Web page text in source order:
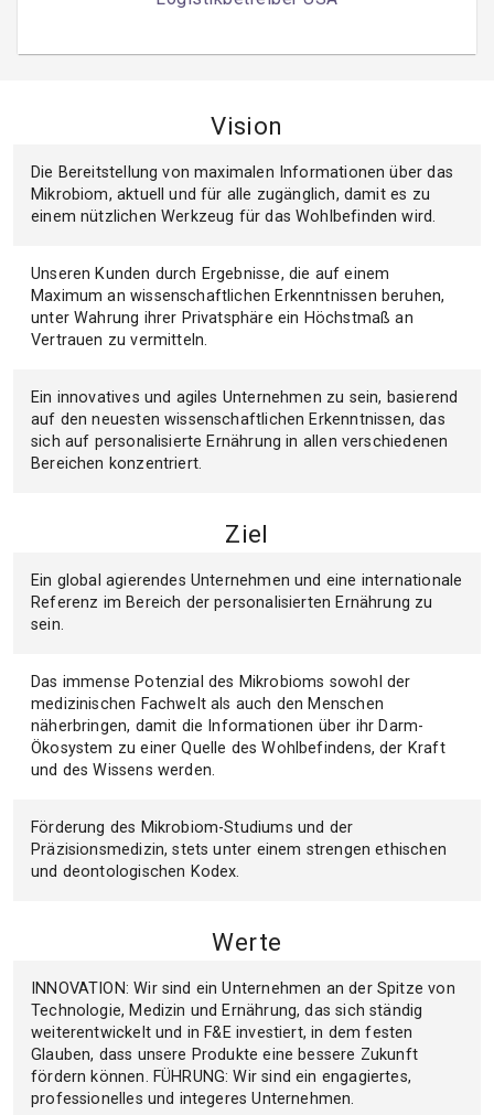
Vision
Die Bereitstellung von maximalen Informationen über das
Mikrobiom, aktuell und für alle zugänglich, damit es zu
einem nützlichen Werkzeug für das Wohlbefinden wird.
Unseren Kunden durch Ergebnisse, die auf einem
Maximum an wissenschaftlichen Erkenntnissen beruhen,
unter Wahrung ihrer Privatsphäre ein Höchstmaß an
Vertrauen zu vermitteln.
Ein innovatives und agiles Unternehmen zu sein, basierend
auf den neuesten wissenschaftlichen Erkenntnissen, das
sich auf personalisierte Ernährung in allen verschiedenen
Bereichen konzentriert.
Ziel
Ein global agierendes Unternehmen und eine internationale
Referenz im Bereich der personalisierten Ernährung zu
sein.
Das immense Potenzial des Mikrobioms sowohl der
medizinischen Fachwelt als auch den Menschen
näherbringen, damit die Informationen über ihr Darm-
Ökosystem zu einer Quelle des Wohlbefindens, der Kraft
und des Wissens werden.
Förderung des Mikrobiom-Studiums und der
Präzisionsmedizin, stets unter einem strengen ethischen
und deontologischen Kodex.
Werte
INNOVATION: Wir sind ein Unternehmen an der Spitze von
Technologie, Medizin und Ernährung, das sich ständig
weiterentwickelt und in F&E investiert, in dem festen
Glauben, dass unsere Produkte eine bessere Zukunft
fördern können. FÜHRUNG: Wir sind ein engagiertes,
professionelles und integeres Unternehmen.